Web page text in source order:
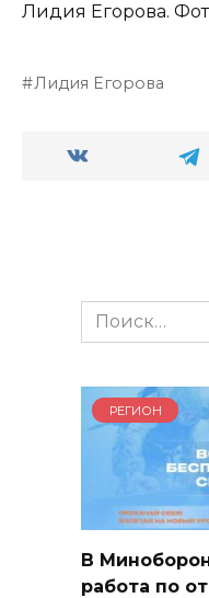
Лидия Егорова.
Лидия Егорова
Search
for:
РЕГИОН
В
работа по